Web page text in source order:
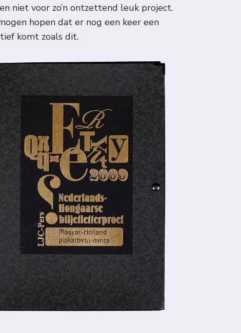
niet voor zo’n ontzettend leuk project.
hopen dat er nog een keer een
komt zoals dit.